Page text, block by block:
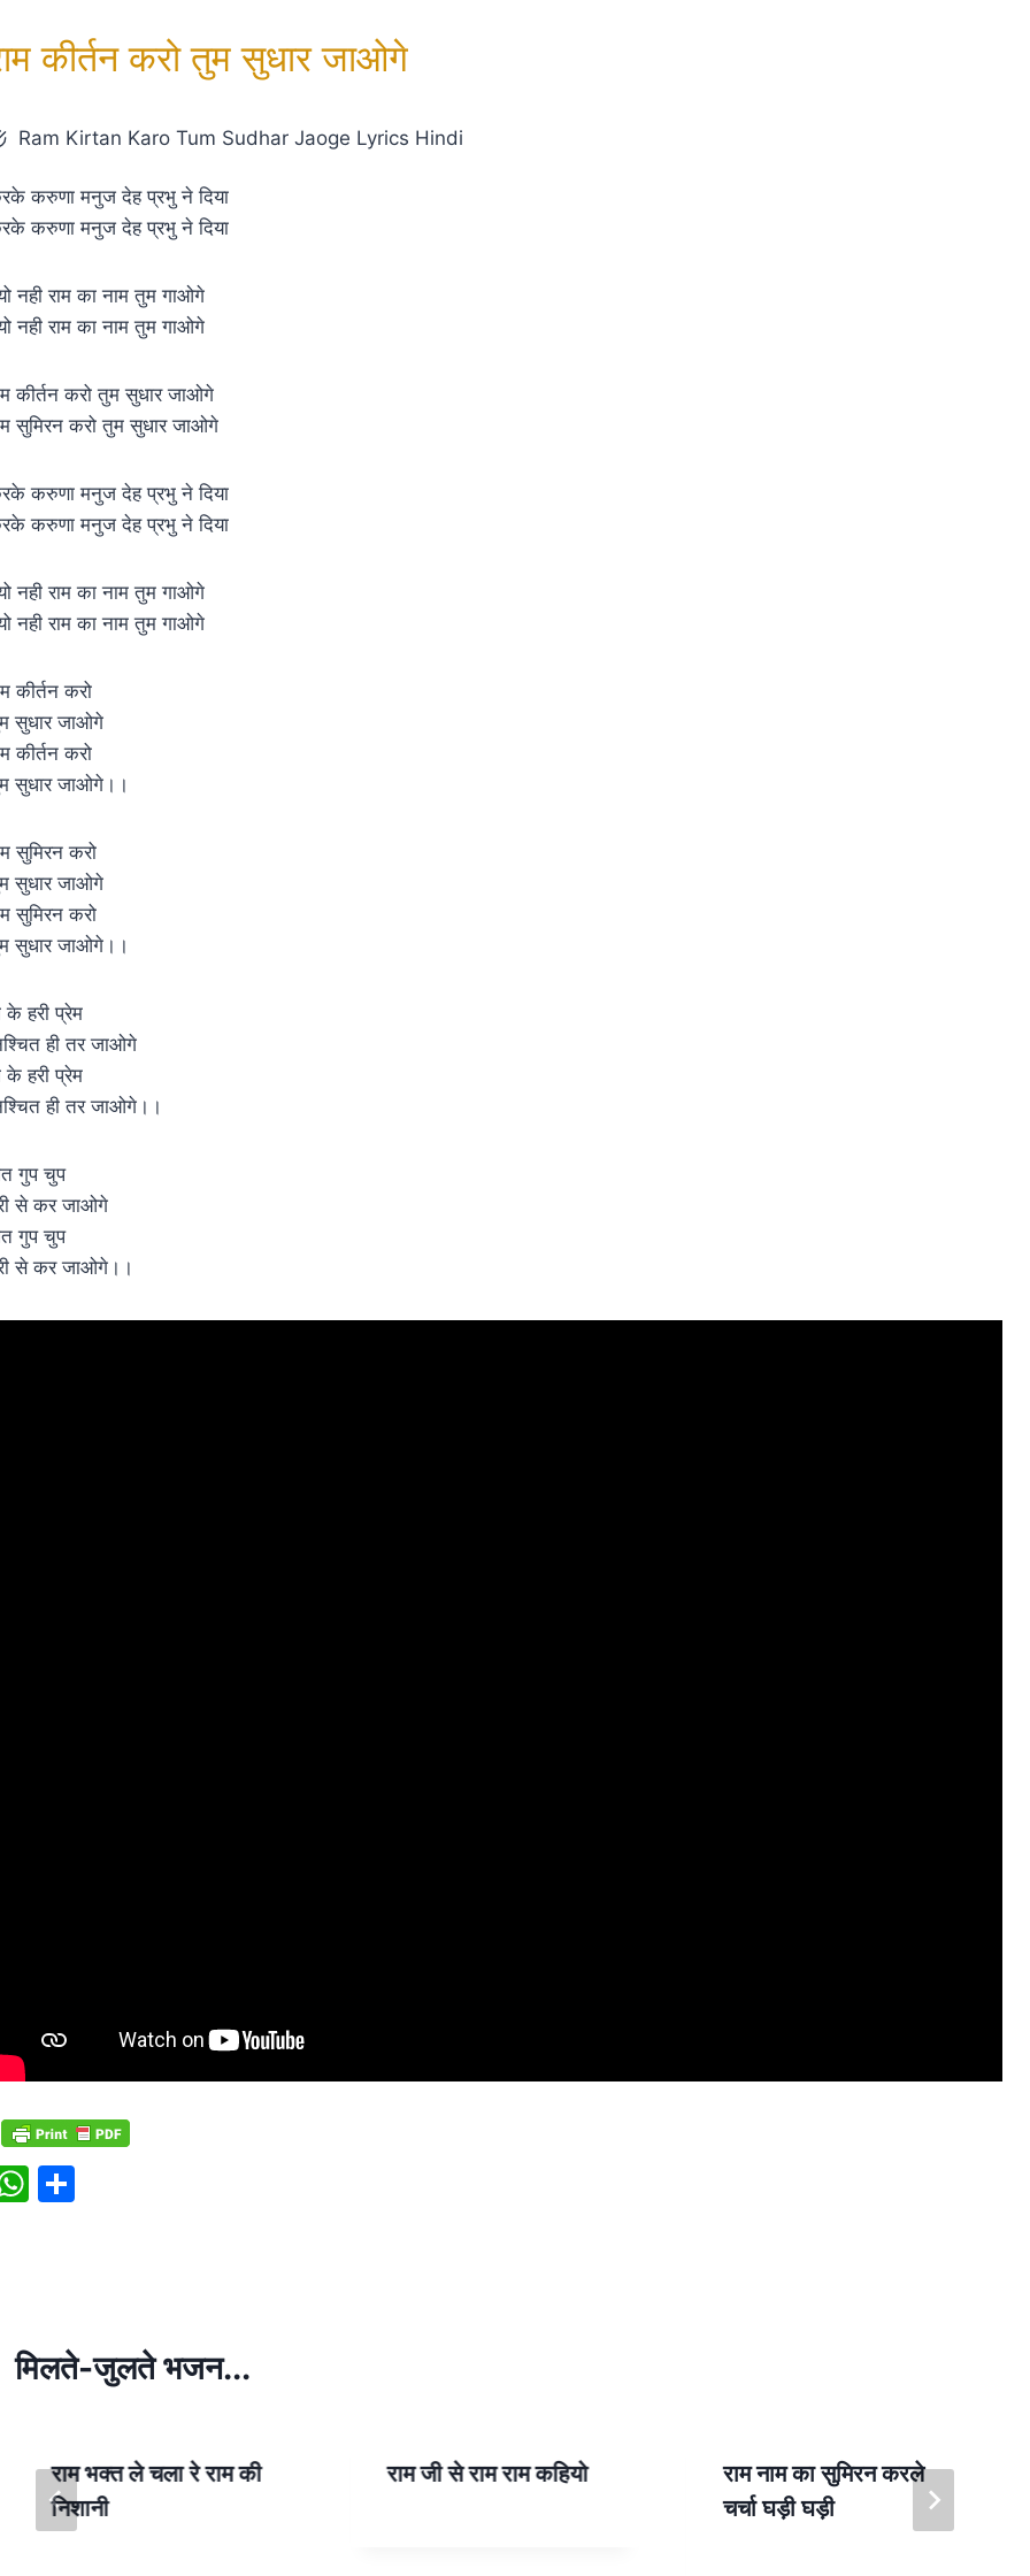
कीर्तन करो तुम सुधार जाओगे
Ram Kirtan Karo Tum Sudhar Jaoge Lyrics Hindi
करुणा मनुज देह प्रभु ने दिया
करुणा मनुज देह प्रभु ने दिया
नही राम का नाम तुम गाओगे
नही राम का नाम तुम गाओगे
कीर्तन करो तुम सुधार जाओगे
सुमिरन करो तुम सुधार जाओगे
करुणा मनुज देह प्रभु ने दिया
करुणा मनुज देह प्रभु ने दिया
नही राम का नाम तुम गाओगे
नही राम का नाम तुम गाओगे
कीर्तन करो
सुधार जाओगे
कीर्तन करो
सुधार जाओगे।।
सुमिरन करो
सुधार जाओगे
सुमिरन करो
सुधार जाओगे।।
के हरी प्रेम
ही तर जाओगे
के हरी प्रेम
ही तर जाओगे।।
गुप चुप
से कर जाओगे
गुप चुप
से कर जाओगे।।
W
p
S
मिलते-जुलते भजन...
राम भक्त ले चला रे राम की
निशानी
राम जी से राम राम कहियो
राम नाम का सुमिरन करले
चर्चा घड़ी घड़ी